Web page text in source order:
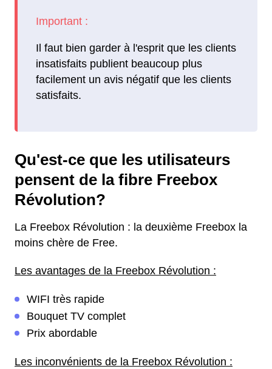
Il faut bien garder à l'esprit que les clients
insatisfaits publient beaucoup plus
facilement un avis négatif que les clients
satisfaits.
Qu'est-ce que les utilisateurs
pensent de la fibre Freebox
Révolution?
La Freebox Révolution : la deuxième Freebox la
moins chère de Free.
Les avantages de la Freebox Révolution :
WIFI très rapide
Bouquet TV complet
Prix abordable
Les inconvénients de la Freebox Révolution :